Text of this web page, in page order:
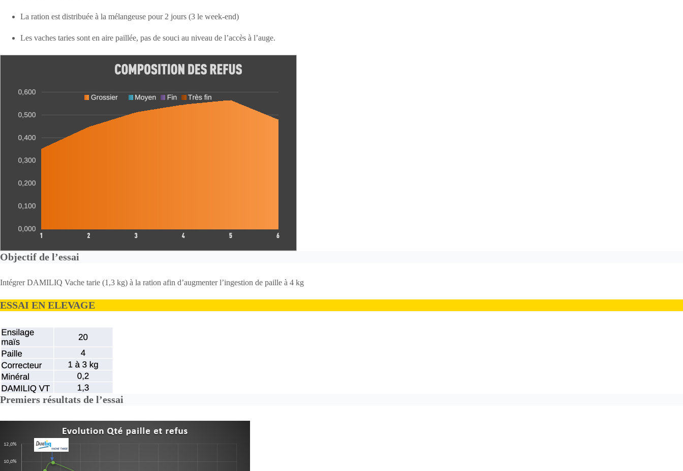
La ration est distribuée à la mélangeuse pour 2 jours (3 le week-end)
Les vaches taries sont en aire paillée, pas de souci au niveau de l’accès à l’auge.
Objectif de l’essai
Intégrer DAMILIQ Vache tarie (1,3 kg) à la ration afin d’augmenter l’ingestion de paille à 4 kg
ESSAI EN ELEVAGE
Premiers résultats de l’essai